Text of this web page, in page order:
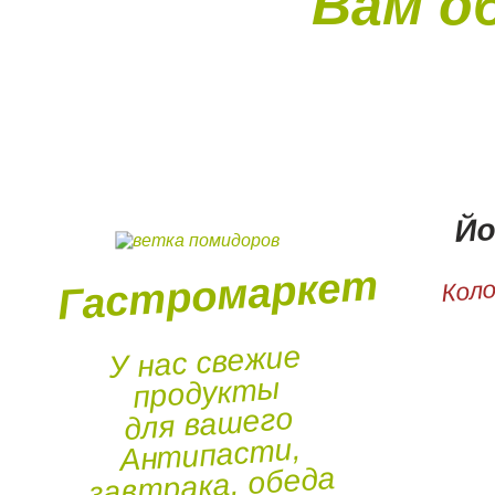
Гастромаркет
У нас свежие
продукты
для вашего
Антипасти,